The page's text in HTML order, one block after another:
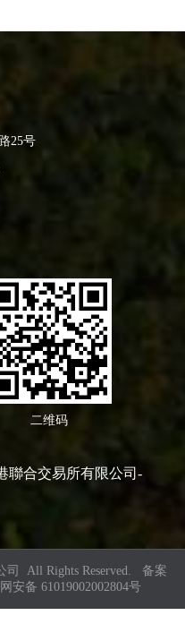
25号
二维码
聯合交易所有限公司-
司 All Rights Reserved. 备案
安备 61019002002804号